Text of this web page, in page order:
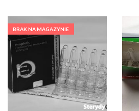
BRAK NA MAGAZYNIE